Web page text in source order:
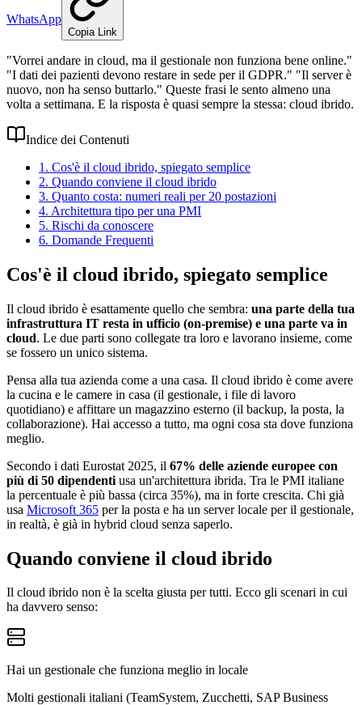
WhatsApp
Copia Link
"Vorrei andare in cloud, ma il gestionale non funziona bene online."
"I dati dei pazienti devono restare in sede per il GDPR." "Il server è
nuovo, non ha senso buttarlo." Queste frasi le sento almeno una
volta a settimana. E la risposta è quasi sempre la stessa: cloud ibrido.
Indice dei Contenuti
1. Cos'è il cloud ibrido, spiegato semplice
2. Quando conviene il cloud ibrido
3. Quanto costa: numeri reali per 20 postazioni
4. Architettura tipo per una PMI
5. Rischi da conoscere
6. Domande Frequenti
Cos'è il cloud ibrido, spiegato semplice
Il cloud ibrido è esattamente quello che sembra: una parte della tua
infrastruttura IT resta in ufficio (on-premise) e una parte va in
cloud. Le due parti sono collegate tra loro e lavorano insieme, come
se fossero un unico sistema.
Pensa alla tua azienda come a una casa. Il cloud ibrido è come avere
la cucina e le camere in casa (il gestionale, i file di lavoro
quotidiano) e affittare un magazzino esterno (il backup, la posta, la
collaborazione). Hai accesso a tutto, ma ogni cosa sta dove funziona
meglio.
Secondo i dati Eurostat 2025, il 67% delle aziende europee con
più di 50 dipendenti usa un'architettura ibrida. Tra le PMI italiane
la percentuale è più bassa (circa 35%), ma in forte crescita. Chi già
usa Microsoft 365 per la posta e ha un server locale per il gestionale,
in realtà, è già in hybrid cloud senza saperlo.
Quando conviene il cloud ibrido
Il cloud ibrido non è la scelta giusta per tutti. Ecco gli scenari in cui
ha davvero senso:
Hai un gestionale che funziona meglio in locale
Molti gestionali italiani (TeamSystem, Zucchetti, SAP Business